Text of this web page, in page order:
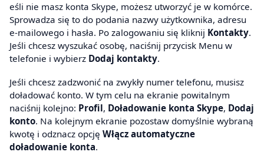
eśli nie masz konta Skype, możesz utworzyć je w komórce.
Sprowadza się to do podania nazwy użytkownika, adresu
e-mailowego i hasła. Po zalogowaniu się kliknij Kontakty.
Jeśli chcesz wyszukać osobę, naciśnij przycisk Menu w
telefonie i wybierz Dodaj kontakty.
Jeśli chcesz zadzwonić na zwykły numer telefonu, musisz
doładować konto. W tym celu na ekranie powitalnym
naciśnij kolejno: Profil, Doładowanie konta Skype, Dodaj
konto. Na kolejnym ekranie pozostaw domyślnie wybraną
kwotę i odznacz opcję Włącz automatyczne
doładowanie konta.